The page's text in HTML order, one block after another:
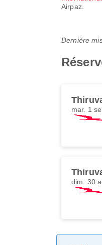
Airpaz.
Dernière
mar. 1
dim. 30